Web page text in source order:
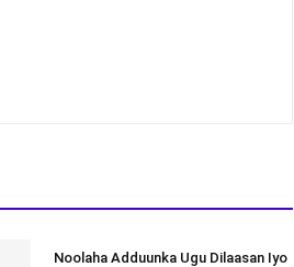
Noolaha Adduunka Ugu Dilaasan Iyo